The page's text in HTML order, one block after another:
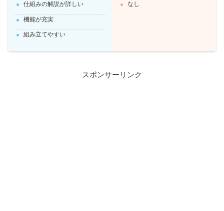
仕組みの解説が詳しい
機能が充実
組み立てやすい
なし
スポンサーリンク